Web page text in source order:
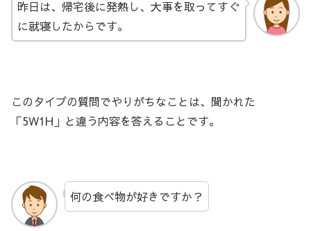
昨日は、帰宅後に発熱し、大事を取ってすぐ
に就寝したからです。
このタイプの質問でやりがちなことは、聞かれた
「5W1H」と違う内容を答えることです。
何の食べ物が好きですか？